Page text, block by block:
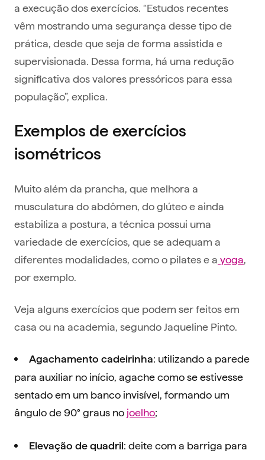
a execução dos exercícios. “Estudos recentes
vêm mostrando uma segurança desse tipo de
prática, desde que seja de forma assistida e
supervisionada. Dessa forma, há uma redução
significativa dos valores pressóricos para essa
população”, explica.
Exemplos de exercícios
isométricos
Muito além da prancha, que melhora a
musculatura do abdômen, do glúteo e ainda
estabiliza a postura, a técnica possui uma
variedade de exercícios, que se adequam a
diferentes modalidades, como o pilates e a yoga,
por exemplo.
Veja alguns exercícios que podem ser feitos em
casa ou na academia, segundo Jaqueline Pinto.
Agachamento cadeirinha: utilizando a parede
para auxiliar no início, agache como se estivesse
sentado em um banco invisível, formando um
ângulo de 90° graus no joelho;
Elevação de quadril: deite com a barriga para